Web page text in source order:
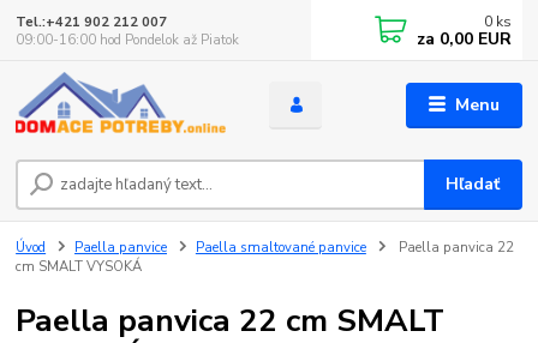
Menu
Hľadať
Tel.:+421 902 212 007
09:00-16:00 hod Pondelok až Piatok
0 ks
za 0,00 EUR
Úvod Paella panvice Paella smaltované panvice
Paella panvica 22
cm SMALT VYSOKÁ
Paella panvica 22 cm SMALT